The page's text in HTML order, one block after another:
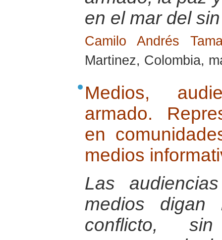
en el mar del
Camilo Andrés
Martinez, Colombia,
Medios,
armado.
en
medios
Las
medios
conflicto,